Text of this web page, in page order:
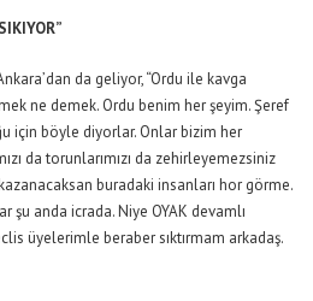
da geliyor, “Ordu ile kavga
ne demek. Ordu benim her şeyim. Şeref
için böyle diyorlar. Onlar bizim her
da torunlarımızı da zehirleyemezsiniz
buradaki insanları hor görme.
şu anda icrada. Niye OYAK devamlı
üyelerimle beraber sıktırmam arkadaş.